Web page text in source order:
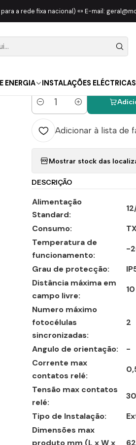
ENERGIA INSTALAÇÕES ELÉCTRICAS
a rede fixa nacional) «» E-mail:
Fotocélulas De Segurança Roger
R90
Quantidade
Adicionar à lista de
Mostrar stock das
DESCRIÇÃO
Alimentação
Standard:
Consumo:
Temperatura de
funcionamento:
-
Grau de protecção:
Distância máxima em
campo livre:
Numero máximo
fotocélulas
sincronizadas:
2
Angulo de orientação:
-
Corrente max
contatos relé:
Tensão max contatos
relé:
Tipo de Instalação:
Dimensões max
produto mm (L x W x